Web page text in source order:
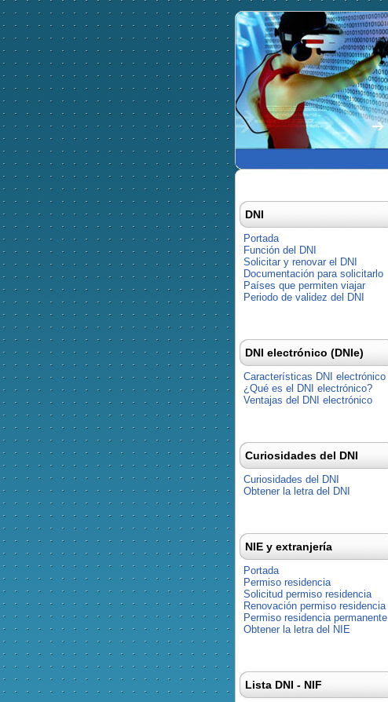
DNI
Portada
Función del DNI
Solicitar y renovar el DNI
Documentación para solicitarlo
Países que permiten viajar
Periodo de validez del DNI
DNI electrónico (DNIe)
Características DNI electrónico
¿Qué es el DNI electrónico?
Ventajas del DNI electrónico
Curiosidades del DNI
Curiosidades del DNI
Obtener la letra del DNI
NIE y extranjería
Portada
Permiso residencia
Solicitud permiso residencia
Renovación permiso residencia
Permiso residencia permanente
Obtener la letra del NIE
Lista DNI - NIF